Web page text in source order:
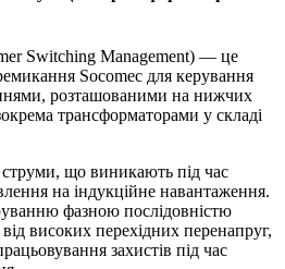
Switching Management) — це
Socomec для керування
розташованими на нижчих
трансформаторами у складі
що виникають під час
на індукційне навантаження.
фазною послідовністю
високих перехідних перенапруг,
захистів під час